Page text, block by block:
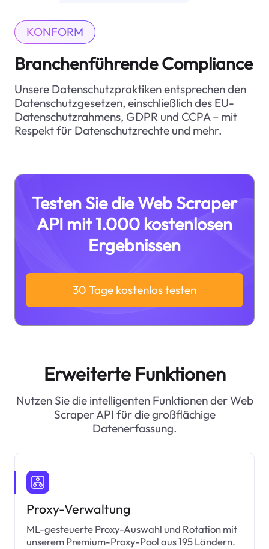
KONFORM
Branchenführende Compliance
Unsere Datenschutzpraktiken entsprechen den
Datenschutzgesetzen, einschließlich des EU-
Datenschutzrahmens, GDPR und CCPA – mit
Respekt für Datenschutzrechte und mehr.
Testen Sie die Web Scraper
API mit 1.000 kostenlosen
Ergebnissen
30 Tage kostenlos testen
Erweiterte Funktionen
Nutzen Sie die intelligenten Funktionen der Web
Scraper API für die großflächige
Datenerfassung.
Proxy-Verwaltung
ML-gesteuerte Proxy-Auswahl und Rotation mit
unserem Premium-Proxy-Pool aus 195 Ländern.